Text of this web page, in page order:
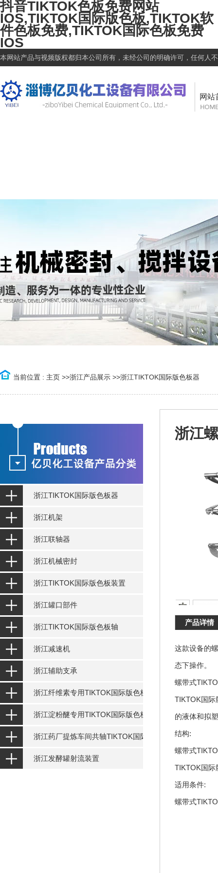
抖音TIKTOK色板免费网站
IOS,TIKTOK国际版色板,TIKTOK软
件色板免费,TIKTOK国际色板免费
IOS
本网站产品与视频版权都归本公司所有，未经公司的明确许可，任何人
网站
当前位置 : 主页 >>浙江产品展示 >>浙江TIKTOK国际版色板器
浙江TIKTOK国际版色板器
浙江机架
浙江联轴器
浙江机械密封
浙江TIKTOK国际版色板装置
浙江罐口部件
浙江TIKTOK国际版色板轴
浙江减速机
浙江辅助支承
浙江纤维素专用TIKTOK国际版色板设备
浙江淀粉醚专用TIKTOK国际版色板设备
浙江药厂提炼车间共轴TIKTOK国际版色板设备
浙江发酵罐射流装置
浙江
产品详情
这款设备的
态下操作。
螺带式
TIKTOK国际
的液体和拟
结构:
螺带式
TIKTOK国际
适用条件:
螺带式